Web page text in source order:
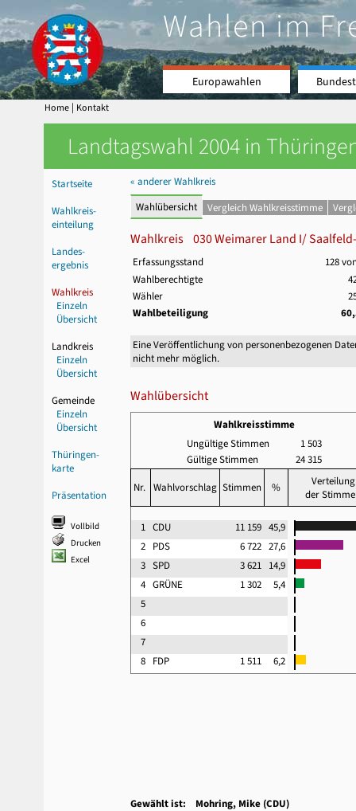
Wahlen im
Europawahlen
Home | Kontakt
Landtagswahl 2004 in
Startseite
Wahlkreis-
einteilung
Landes-
ergebnis
Wahlkreis
Einzeln
Übersicht
Landkreis
Einzeln
Übersicht
Gemeinde
Einzeln
Übersicht
Thüringen-
karte
Präsentation
Vollbild
Drucken
Excel
« anderer Wahlkreis
Wahlübersicht
Vergleich Wahlkreisstimme
Wahlkreis 030 Weimarer Land I/
Erfassungsstand
128
Wahlberechtigte
Wähler
Wahlbeteiligung
Eine Veröffentlichung von personenbezogenen
nicht mehr möglich.
Wahlübersicht
Wahlkreisstimme
Ungültige Stimmen
1 503
Gültige Stimmen
24 315
Nr. Wahlvorschlag Stimmen %
Verteilung
der
1 CDU 11 159 45,9
2 PDS 6 722 27,6
3 SPD 3 621 14,9
4 GRÜNE 1 302
5,4
5
6
7
8 FDP 1 511 6,2
Gewählt ist: Mohring, Mike (CDU)